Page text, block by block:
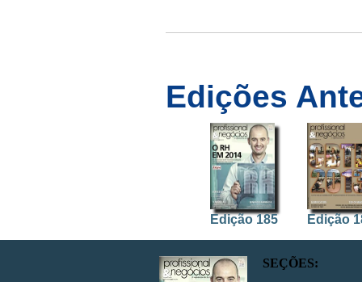
Edições
Edição 185 Edição
SEÇÕES: